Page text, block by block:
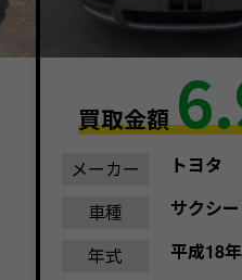
買取金額
メーカー
トヨタ
車種
サクシ
年式
平成18